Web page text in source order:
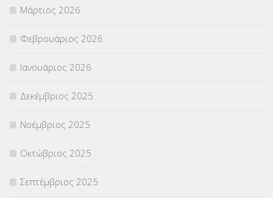
Μάρτιος 2026
Φεβρουάριος 2026
Ιανουάριος 2026
Δεκέμβριος 2025
Νοέμβριος 2025
Οκτώβριος 2025
Σεπτέμβριος 2025